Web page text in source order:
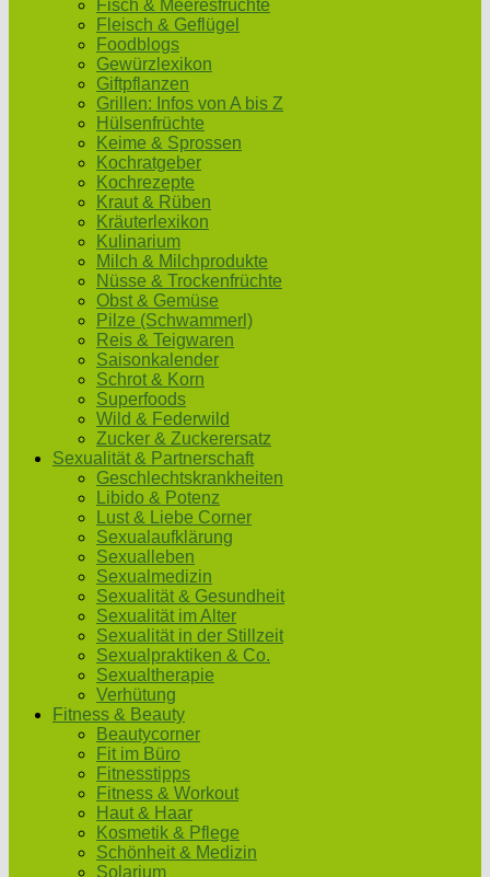
Fisch & Meeresfrüchte
Fleisch & Geflügel
Foodblogs
Gewürzlexikon
Giftpflanzen
Grillen: Infos von A bis Z
Hülsenfrüchte
Keime & Sprossen
Kochratgeber
Kochrezepte
Kraut & Rüben
Kräuterlexikon
Kulinarium
Milch & Milchprodukte
Nüsse & Trockenfrüchte
Obst & Gemüse
Pilze (Schwammerl)
Reis & Teigwaren
Saisonkalender
Schrot & Korn
Superfoods
Wild & Federwild
Zucker & Zuckerersatz
Sexualität & Partnerschaft
Geschlechtskrankheiten
Libido & Potenz
Lust & Liebe Corner
Sexualaufklärung
Sexualleben
Sexualmedizin
Sexualität & Gesundheit
Sexualität im Alter
Sexualität in der Stillzeit
Sexualpraktiken & Co.
Sexualtherapie
Verhütung
Fitness & Beauty
Beautycorner
Fit im Büro
Fitnesstipps
Fitness & Workout
Haut & Haar
Kosmetik & Pflege
Schönheit & Medizin
Solarium